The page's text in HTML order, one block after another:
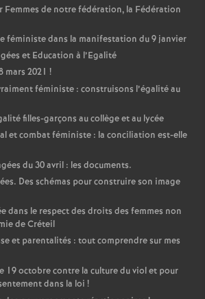
Femmes de notre fédération, la Fédération
féministe dans la manifestation du 9 janvier
et Education à l’Egalité
mars 2021 !
féministe : construisons l’égalité au
filles-garçons au collège et au lycée
et combat féministe : la conciliation est-elle
du 30 avril : les documents.
Des schémas pour construire son image
dans le respect des droits des femmes non
de Créteil
et parentalités : tout comprendre sur mes
19 octobre contre la culture du viol et pour
dans la loi !